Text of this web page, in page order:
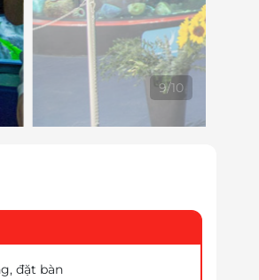
10/10
đặt bàn